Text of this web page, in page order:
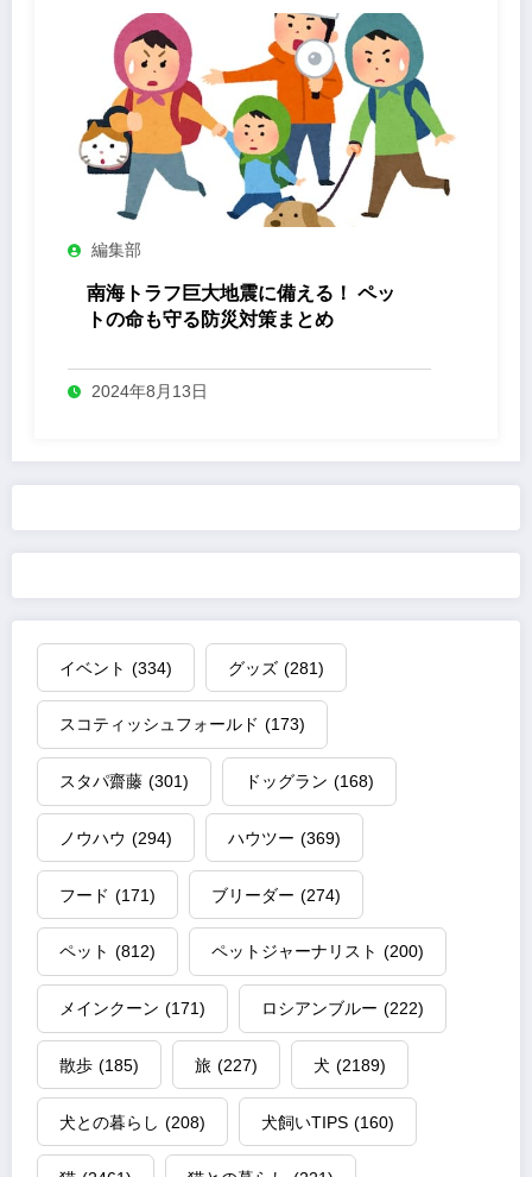
編集部
南海トラフ巨大地震に備える！ ペッ
トの命も守る防災対策まとめ
2024年8月13日
イベント (334) グッズ (281)
スコティッシュフォールド (173)
スタパ齋藤 (301) ドッグラン (168)
ノウハウ (294) ハウツー (369)
フード (171) ブリーダー (274)
ペット (812) ペットジャーナリスト (200)
メインクーン (171) ロシアンブルー (222)
散歩 (185) 旅 (227) 犬 (2189)
犬との暮らし (208) 犬飼いTIPS (160)